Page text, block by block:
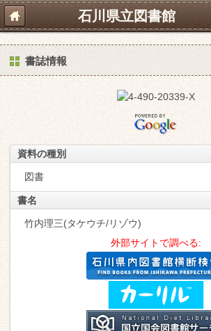
石川県立図書館
書誌情報
資料の種別
図書
書名
竹内理三(タケウチ/リゾウ)
外部サイトで調べる: